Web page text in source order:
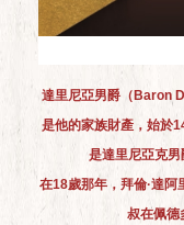
達里尼亞男爵（Baron
是他的家族財產，始於
是達里尼亞克
在18歲那年，拜倫·達
叔在佩德